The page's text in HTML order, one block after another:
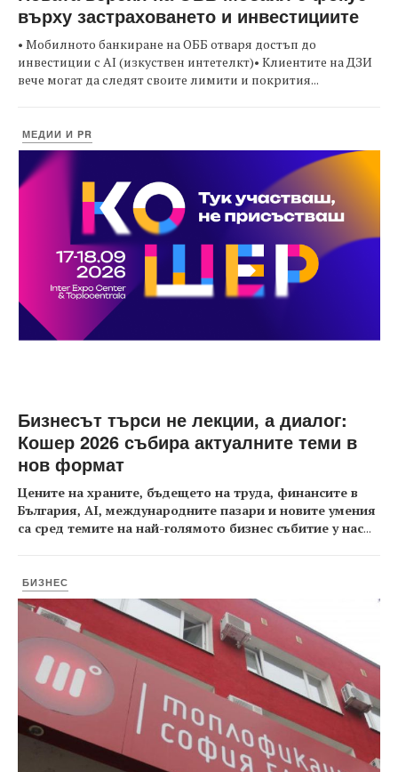
върху застраховането и инвестициите
• Мобилното банкиране на ОББ отваря достъп до
инвестиции с AI (изкуствен интетелкт)• Клиентите на ДЗИ
вече могат да следят своите лимити и покрития...
МЕДИИ И PR
Бизнесът търси не лекции, а диалог:
Кошер 2026 събира актуалните теми в
нов формат
Цените на храните, бъдещето на труда, финансите в
България, AI, международните пазари и новите умения
са сред темите на най-голямото бизнес събитие у нас...
БИЗНЕС